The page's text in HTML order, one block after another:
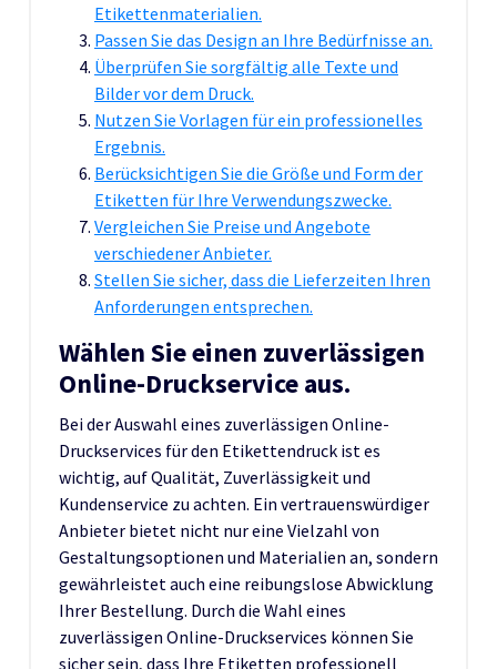
Etikettenmaterialien.
Passen Sie das Design an Ihre Bedürfnisse an.
Überprüfen Sie sorgfältig alle Texte und
Bilder vor dem Druck.
Nutzen Sie Vorlagen für ein professionelles
Ergebnis.
Berücksichtigen Sie die Größe und Form der
Etiketten für Ihre Verwendungszwecke.
Vergleichen Sie Preise und Angebote
verschiedener Anbieter.
Stellen Sie sicher, dass die Lieferzeiten Ihren
Anforderungen entsprechen.
Wählen Sie einen zuverlässigen
Online-Druckservice aus.
Bei der Auswahl eines zuverlässigen Online-
Druckservices für den Etikettendruck ist es
wichtig, auf Qualität, Zuverlässigkeit und
Kundenservice zu achten. Ein vertrauenswürdiger
Anbieter bietet nicht nur eine Vielzahl von
Gestaltungsoptionen und Materialien an, sondern
gewährleistet auch eine reibungslose Abwicklung
Ihrer Bestellung. Durch die Wahl eines
zuverlässigen Online-Druckservices können Sie
sicher sein, dass Ihre Etiketten professionell